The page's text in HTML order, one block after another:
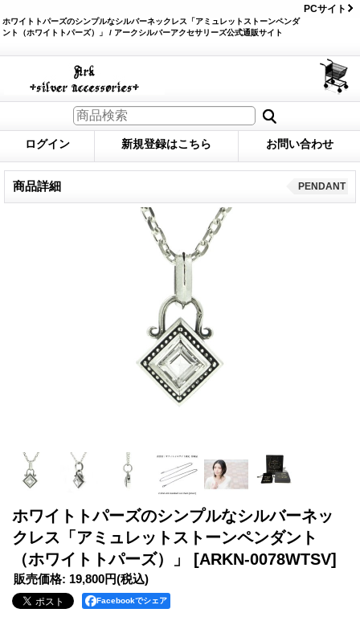
ホワイトトパーズのシンプルなシルバーネックレス「アミュレットストーンペンダ
ント（ホワイトトパーズ）」 / アークシルバーアクセサリーズ公式通販サイト
PCサイト
ログイン 新規登録はこちら お問い合わせ
商品詳細 PENDANT
ホワイトトパーズのシンプルなシルバーネッ
クレス「アミュレットストーンペンダント
（ホワイトトパーズ）」
[ARKN-0078WTSV]
販売価格: 19,800円(税込)
Facebookでシェア